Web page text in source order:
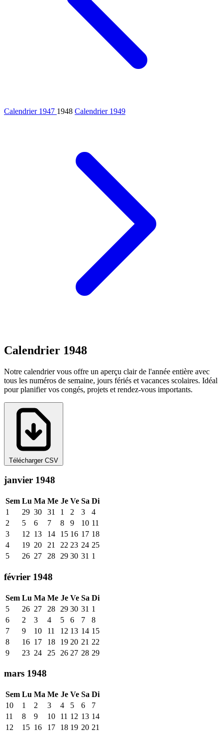
Calendrier 1947 1948 Calendrier 1949
Calendrier 1948
Notre calendrier vous offre un aperçu clair de l'année entière avec
tous les numéros de semaine, jours fériés et vacances scolaires. Idéal
pour planifier vos congés, projets et rendez-vous importants.
Télécharger CSV
janvier 1948
Sem Lu Ma Me Je Ve Sa Di
1
29 30 31 1 2 3
4
2
5 6 7 8 9 10 11
3
12 13 14 15 16 17 18
4
19 20 21 22 23 24 25
5
26 27 28 29 30 31 1
février 1948
Sem Lu Ma Me Je Ve Sa Di
5
26 27 28 29 30 31 1
6
2 3 4 5 6 7
8
7
9 10 11 12 13 14 15
8
16 17 18 19 20 21 22
9
23 24 25 26 27 28 29
mars 1948
Sem Lu Ma Me Je Ve Sa Di
10
1 2 3 4 5 6
7
11
8 9 10 11 12 13 14
12
15 16 17 18 19 20 21